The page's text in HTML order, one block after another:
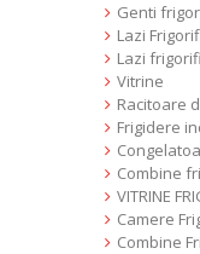
Genti
Lazi
Lazi
Vitrine
Racitoare
Frigidere
Combine
VITRINE
Camere
Combine